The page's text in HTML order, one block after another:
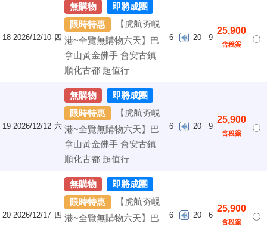
18 2026/12/10 四
無購物
即將成團
限時特惠
【虎航夯峴
港~全覽無購物六天】巴
拿山黃金佛手 會安古鎮
順化古都 超值行
6 20 9
25,900
含稅簽
19 2026/12/12 六
無購物
即將成團
限時特惠
【虎航夯峴
港~全覽無購物六天】巴
拿山黃金佛手 會安古鎮
順化古都 超值行
6 20 9
25,900
含稅簽
20 2026/12/17 四
無購物
即將成團
限時特惠
【虎航夯峴
港~全覽無購物六天】巴
6 20 6
25,900
含稅簽